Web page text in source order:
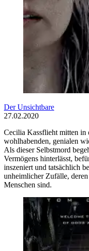
Der Unsichtbare
27.02.2020
Cecilia Kassflieht mitten in
wohlhabenden, genialen
Als dieser Selbstmord
Vermögens hinterlässt,
inszeniert und tatsächlich
unheimlicher Zufälle,
Menschen sind.